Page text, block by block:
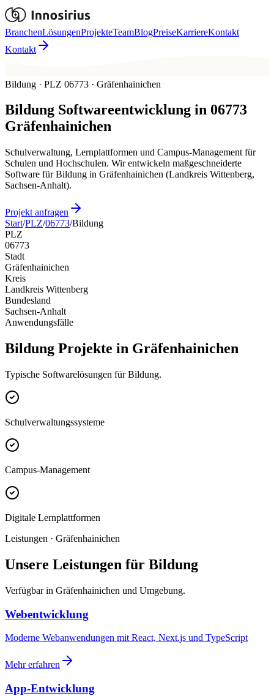
BranchenLösungenProjekteTeamBlogPreiseKarriereKontakt
Kontakt
Bildung · PLZ 06773 · Gräfenhainichen
Bildung Softwareentwicklung in 06773
Gräfenhainichen
Schulverwaltung, Lernplattformen und Campus-Management für
Schulen und Hochschulen. Wir entwickeln maßgeschneiderte
Software für Bildung in Gräfenhainichen (Landkreis Wittenberg,
Sachsen-Anhalt).
Projekt anfragen
Start/PLZ/06773/Bildung
PLZ
06773
Stadt
Gräfenhainichen
Kreis
Landkreis Wittenberg
Bundesland
Sachsen-Anhalt
Anwendungsfälle
Bildung Projekte in Gräfenhainichen
Typische Softwarelösungen für Bildung.
Schulverwaltungssysteme
Campus-Management
Digitale Lernplattformen
Leistungen · Gräfenhainichen
Unsere Leistungen für Bildung
Verfügbar in Gräfenhainichen und Umgebung.
Webentwicklung
Moderne Webanwendungen mit React, Next.js und TypeScript
Mehr erfahren
App-Entwicklung